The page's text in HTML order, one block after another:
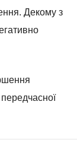
Декому з